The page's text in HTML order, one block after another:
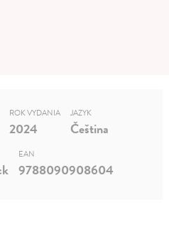
ROK VYDANIA
2024
JAZYK
Čeština
EAN
9788090908604